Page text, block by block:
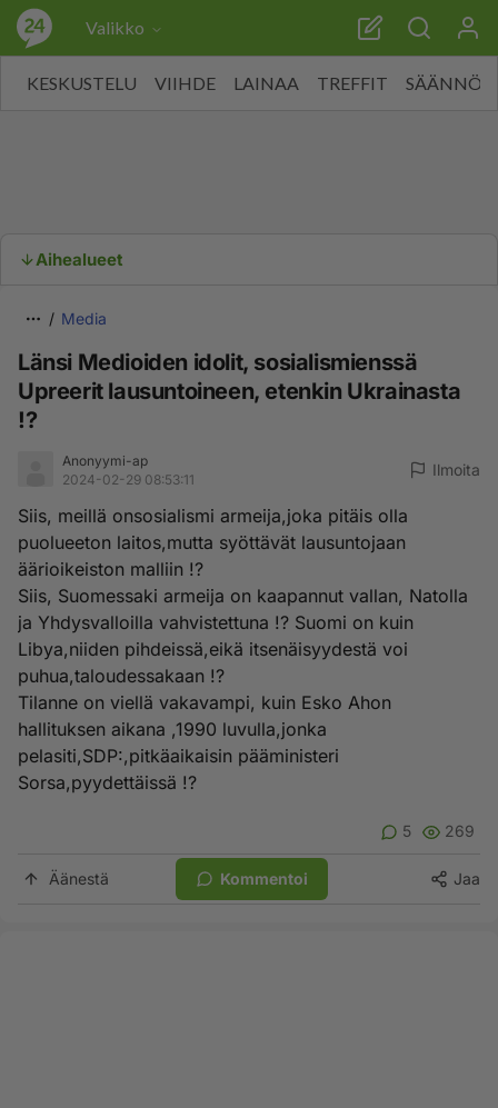
Valikko
KESKUSTELU VIIHDE LAINAA TREFFIT SÄÄNNÖT
Aihealueet
Media
Länsi Medioiden idolit, sosialismienssä
Upreerit lausuntoineen, etenkin Ukrainasta
!?
Anonyymi-ap
2024-02-29 08:53:11
Ilmoita
Siis, meillä onsosialismi armeija,joka pitäis olla
puolueeton laitos,mutta syöttävät lausuntojaan
äärioikeiston malliin !?
Siis, Suomessaki armeija on kaapannut vallan, Natolla
ja Yhdysvalloilla vahvistettuna !? Suomi on kuin
Libya,niiden pihdeissä,eikä itsenäisyydestä voi
puhua,taloudessakaan !?
Tilanne on viellä vakavampi, kuin Esko Ahon
hallituksen aikana ,1990 luvulla,jonka
pelasiti,SDP:,pitkäaikaisin pääministeri
Sorsa,pyydettäissä !?
5 269
Äänestä Kommentoi Jaa